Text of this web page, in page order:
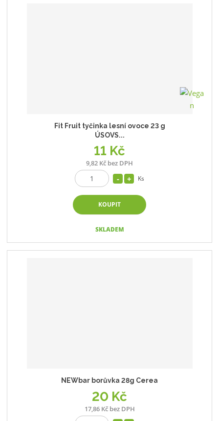
Fit Fruit tyčinka lesní ovoce 23 g
ÚSOVS...
11 Kč
9,82 Kč bez DPH
Ks
KOUPIT
SKLADEM
NEWbar borůvka 28g Cerea
20 Kč
17,86 Kč bez DPH